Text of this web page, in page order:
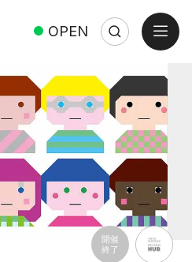
OPEN SearchSearch:
Close
open
開催
終了